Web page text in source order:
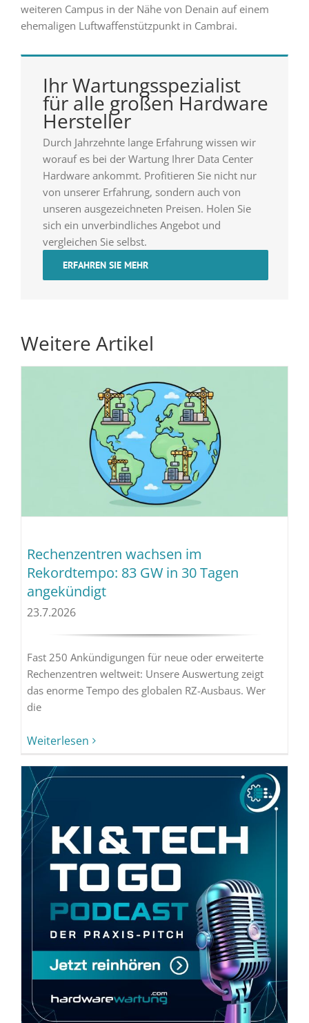
weiteren Campus in der Nähe von Denain auf einem
ehemaligen Luftwaffenstützpunkt in Cambrai.
Ihr Wartungsspezialist
für alle großen Hardware
Hersteller
Durch Jahrzehnte lange Erfahrung wissen wir
worauf es bei der Wartung Ihrer Data Center
Hardware ankommt. Profitieren Sie nicht nur
von unserer Erfahrung, sondern auch von
unseren ausgezeichneten Preisen. Holen Sie
sich ein unverbindliches Angebot und
vergleichen Sie selbst.
ERFAHREN SIE MEHR
Weitere Artikel
Rechenzentren wachsen im
Rekordtempo: 83 GW in 30 Tagen
angekündigt
23.7.2026
Fast 250 Ankündigungen für neue oder erweiterte
Rechenzentren weltweit: Unsere Auswertung zeigt
das enorme Tempo des globalen RZ-Ausbaus. Wer
die
Weiterlesen